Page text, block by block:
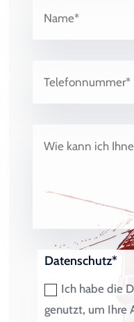
Datenschutz*
Ich habe die
genutzt, um Ihre